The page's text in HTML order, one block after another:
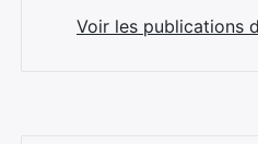
Voir les publications